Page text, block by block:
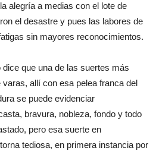
alegría a medias con el lote de
el desastre y pues las labores de
sin mayores reconocimientos.
que una de las suertes más
allí con esa pelea franca del
se puede evidenciar
bravura, nobleza, fondo y todo
pero esa suerte en
tediosa, en primera instancia por